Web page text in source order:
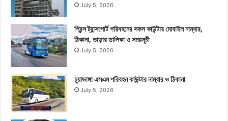
July 5, 2026
প্রিন্স ট্রান্সপোর্ট পরিবহনের সকল কাউন্টার মোবাইল নাম্বার,
ঠিকানা, ভাড়ার তালিকা ও সময়সূচী
July 5, 2026
চুয়াডাঙ্গা এসএম পরিবহন কাউন্টার নাম্বার ও ঠিকানা
July 5, 2026